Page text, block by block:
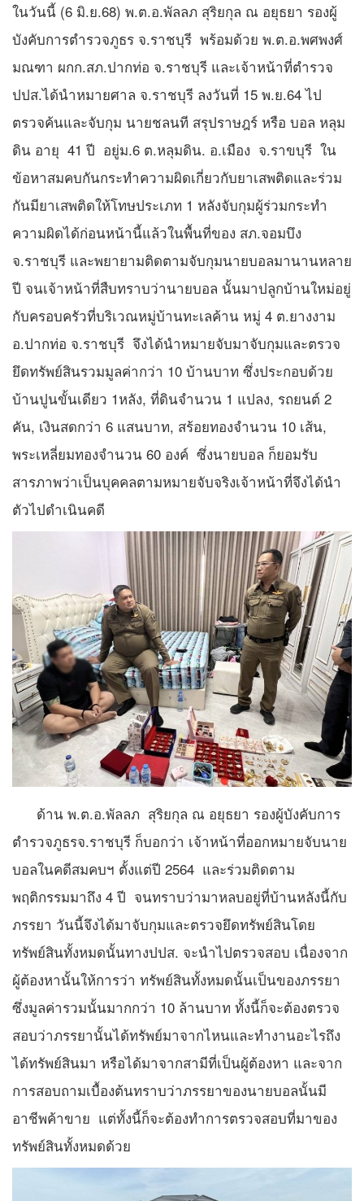
ในวันนี้ (6 มิ.ย.68) พ.ต.อ.พัลลภ สุริยกุล ณ อยุธยา รองผู้
บังคับการตำรวจภูธร จ.ราชบุรี พร้อมด้วย พ.ต.อ.พศพงศ์
มณฑา ผกก.สภ.ปากท่อ จ.ราชบุรี และเจ้าหน้าที่ตำรวจ
ปปส.ได้นำหมายศาล จ.ราชบุรี ลงวันที่ 15 พ.ย.64 ไป
ตรวจค้นและจับกุม นายชลนที สรุปราษฎร์ หรือ บอล หลุม
ดิน อายุ 41 ปี อยู่ม.6 ต.หลุมดิน. อ.เมือง จ.ราขบุรี ใน
ข้อหาสมคบกันกระทำความผิดเกี่ยวกับยาเสพติดและร่วม
กันมียาเสพติดให้โทษประเภท 1 หลังจับกุมผู้ร่วมกระทำ
ความผิดได้ก่อนหน้านี้แล้วในพื้นที่ของ สภ.จอมบึง
จ.ราชบุรี และพยายามติดตามจับกุมนายบอลมานานหลาย
ปี จนเจ้าหน้าที่สืบทราบว่านายบอล นั้นมาปลูกบ้านใหม่อยู่
กับครอบครัวที่บริเวณหมู่บ้านทะเลค้าน หมู่ 4 ต.ยางงาม
อ.ปากท่อ จ.ราชบุรี จึงได้นำหมายจับมาจับกุมและตรวจ
ยึดทรัพย์สินรวมมูลค่ากว่า 10 บ้านบาท ซึ่งประกอบด้วย
บ้านปูนขั้นเดียว 1หลัง, ที่ดินจำนวน 1 แปลง, รถยนต์ 2
คัน, เงินสดกว่า 6 แสนบาท, สร้อยทองจำนวน 10 เส้น,
พระเหลี่ยมทองจำนวน 60 องค์ ซึ่งนายบอล ก็ยอมรับ
สารภาพว่าเป็นบุคคลตามหมายจับจริงเจ้าหน้าที่จึงได้นำ
ตัวไปดำเนินคดี
ด้าน พ.ต.อ.พัลลภ สุริยกุล ณ อยุธยา รองผู้บังคับการ
ตำรวจภูธรจ.ราชบุรี ก็บอกว่า เจ้าหน้าที่ออกหมายจับนาย
บอลในคดีสมคบฯ ตั้งแต่ปี 2564 และร่วมติดตาม
พฤติกรรมมาถึง 4 ปี จนทราบว่ามาหลบอยู่ที่บ้านหลังนี้กับ
ภรรยา วันนี้จึงได้มาจับกุมและตรวจยึดทรัพย์สินโดย
ทรัพย์สินทั้งหมดนั้นทางปปส. จะนำไปตรวจสอบ เนื่องจาก
ผู้ต้องหานั้นให้การว่า ทรัพย์สินทั้งหมดนั้นเป็นของภรรยา
ซึ่งมูลค่ารวมนั้นมากกว่า 10 ล้านบาท ทั้งนี้ก็จะต้องตรวจ
สอบว่าภรรยานั้นได้ทรัพย์มาจากไหนและทำงานอะไรถึง
ได้ทรัพย์สินมา หรือได้มาจากสามีที่เป็นผู้ต้องหา และจาก
การสอบถามเบื้องต้นทราบว่าภรรยาของนายบอลนั้นมี
อาชีพค้าขาย แต่ทั้งนี้ก็จะต้องทำการตรวจสอบที่มาของ
ทรัพย์สินทั้งหมดด้วย